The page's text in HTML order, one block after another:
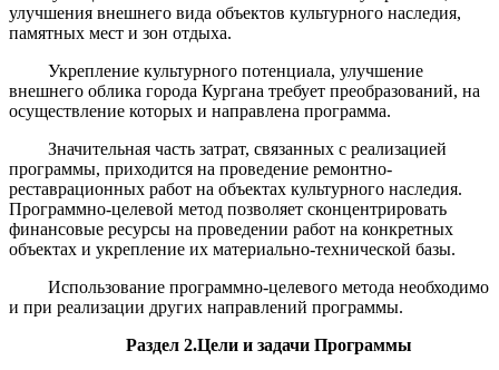
улучшения внешнего вида объектов культурного наследия,
памятных мест и зон отдыха.
Укрепление культурного потенциала, улучшение
внешнего облика города Кургана требует преобразований, на
осуществление которых и направлена программа.
Значительная часть затрат, связанных с реализацией
программы, приходится на проведение ремонтно-
реставрационных работ на объектах культурного наследия.
Программно-целевой метод позволяет сконцентрировать
финансовые ресурсы на проведении работ на конкретных
объектах и укрепление их материально-технической базы.
Использование программно-целевого метода необходимо
и при реализации других направлений программы.
Раздел 2.Цели и задачи Программы